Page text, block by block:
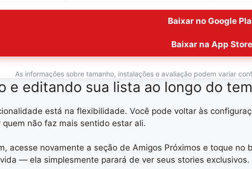
Baixar no Google
Baixar na App Store
As informações sobre tamanho, instalações e avaliação podem variar
e editando sua lista ao longo do
está na flexibilidade. Você pode voltar às
quem não faz mais sentido estar ali.
acesse novamente a seção de Amigos Próximos e toque no
— ela simplesmente parará de ver seus stories exclusivos.